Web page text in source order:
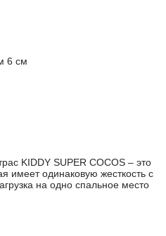
6 см
KIDDY SUPER COCOS – это
имеет одинаковую жесткость с
на одно спальное место